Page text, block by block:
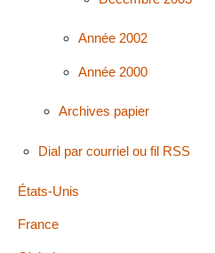
Année 2002
Année 2000
Archives papier
Dial par courriel ou fil RSS
États-Unis
France